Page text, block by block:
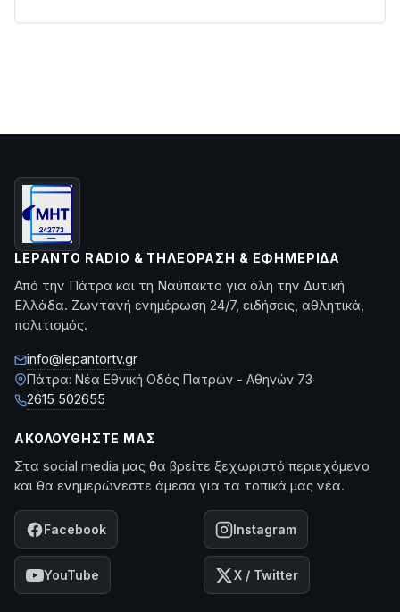
LEPANTO RADIO & ΤΗΛΕΌΡΑΣΗ & ΕΦΗΜΕΡΊΔΑ
Από την Πάτρα και τη Ναύπακτο για όλη την Δυτική
Ελλάδα. Ζωντανή ενημέρωση 24/7, ειδήσεις, αθλητικά,
πολιτισμός.
info@lepantortv.gr
Πάτρα: Νέα Εθνική Οδός Πατρών - Αθηνών 73
2615 502655
ΑΚΟΛΟΥΘΉΣΤΕ ΜΑΣ
Στα social media μας θα βρείτε ξεχωριστό περιεχόμενο
και θα ενημερώνεστε άμεσα για τα τοπικά μας νέα.
Facebook Instagram
YouTube X / Twitter